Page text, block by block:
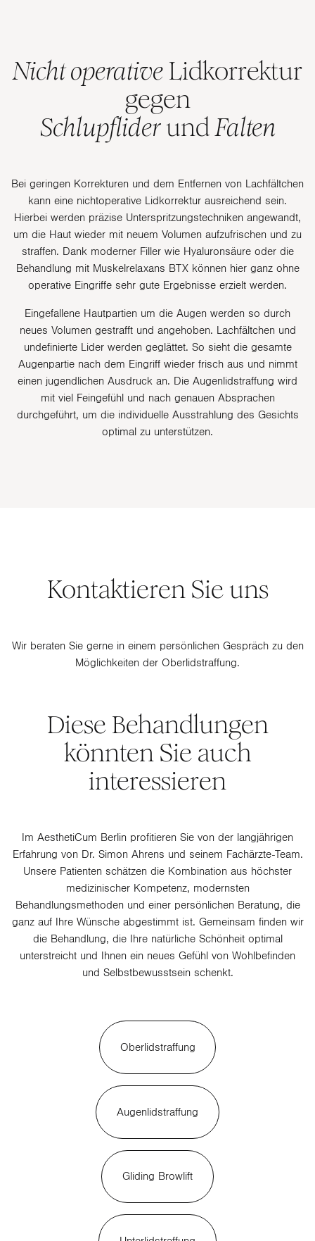
Nicht operative Lidkorrektur
gegen
SchlupfliderundFalten
Bei geringen Korrekturen und dem Entfernen von Lachfältchen
kann eine nichtoperative Lidkorrektur ausreichend sein.
Hierbei werden präzise Unterspritzungstechniken angewandt,
um die Haut wieder mit neuem Volumen aufzufrischen und zu
straffen. Dank moderner Filler wie Hyaluronsäure oder die
Behandlung mit Muskelrelaxans BTX können hier ganz ohne
operative Eingriffe sehr gute Ergebnisse erzielt werden.
Eingefallene Hautpartien um die Augen werden so durch
neues Volumen gestrafft und angehoben. Lachfältchen und
undefinierte Lider werden geglättet. So sieht die gesamte
Augenpartie nach dem Eingriff wieder frisch aus und nimmt
einen jugendlichen Ausdruck an. Die Augenlidstraffung wird
mit viel Feingefühl und nach genauen Absprachen
durchgeführt, um die individuelle Ausstrahlung des Gesichts
optimal zu unterstützen.
Kontaktieren Sie uns
Wir beraten Sie gerne in einem persönlichen Gespräch zu den
Möglichkeiten der Oberlidstraffung.
Diese Behandlungen
könnten Sie auch
interessieren
Im AesthetiCum Berlin profitieren Sie von der langjährigen
Erfahrung von Dr. Simon Ahrens und seinem Fachärzte-Team.
Unsere Patienten schätzen die Kombination aus höchster
medizinischer Kompetenz, modernsten
Behandlungsmethoden und einer persönlichen Beratung, die
ganz auf Ihre Wünsche abgestimmt ist. Gemeinsam finden wir
die Behandlung, die Ihre natürliche Schönheit optimal
unterstreicht und Ihnen ein neues Gefühl von Wohlbefinden
und Selbstbewusstsein schenkt.
Oberlidstraffung
Augenlidstraffung
Gliding Browlift